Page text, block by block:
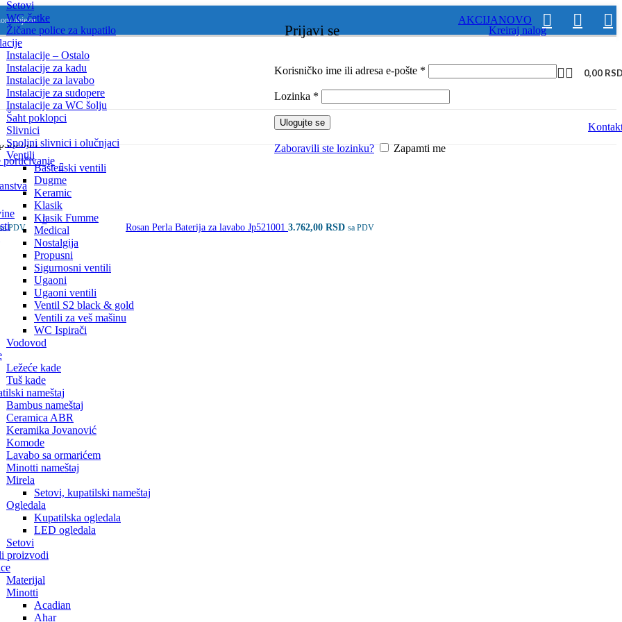
objeku. AKCIJANOVO
Setovi
WC četke
Žičane police za kupatilo
Instalacije – Ostalo
Instalacije za kadu
Instalacije za lavabo
Instalacije za sudopere
Instalacije za WC šolju
Šaht poklopci
Slivnici
Spoljni slivnici i olučnjaci
Ventili
Baštenski ventili
Dugme
Keramic
Klasik
Klasik Fumme
Medical
Nostalgija
Propusni
Sigurnosni ventili
Ugaoni
Ugaoni ventili
Ventil S2 black & gold
Ventili za veš mašinu
WC Ispirači
Vodovod
Ležeće kade
Tuš kade
nameštaj
Bambus nameštaj
Ceramica ABR
Keramika Jovanović
Komode
Lavabo sa ormarićem
Minotti nameštaj
Mirela
Setovi, kupatilski nameštaj
Ogledala
Kupatilska ogledala
LED ogledala
Setovi
proizvodi
Materijal
Minotti
Acadian
Ahar
Prijavi se Kreiraj nalog
Korisničko ime ili adresa e-pošte *
Lozinka *
Ulogujte se
Zaboravili ste lozinku? Zapamti me
0,00
poručivanje
sa PDV Rosan Perla Baterija za lavabo Jp521001 3.762,00 RSD sa PDV